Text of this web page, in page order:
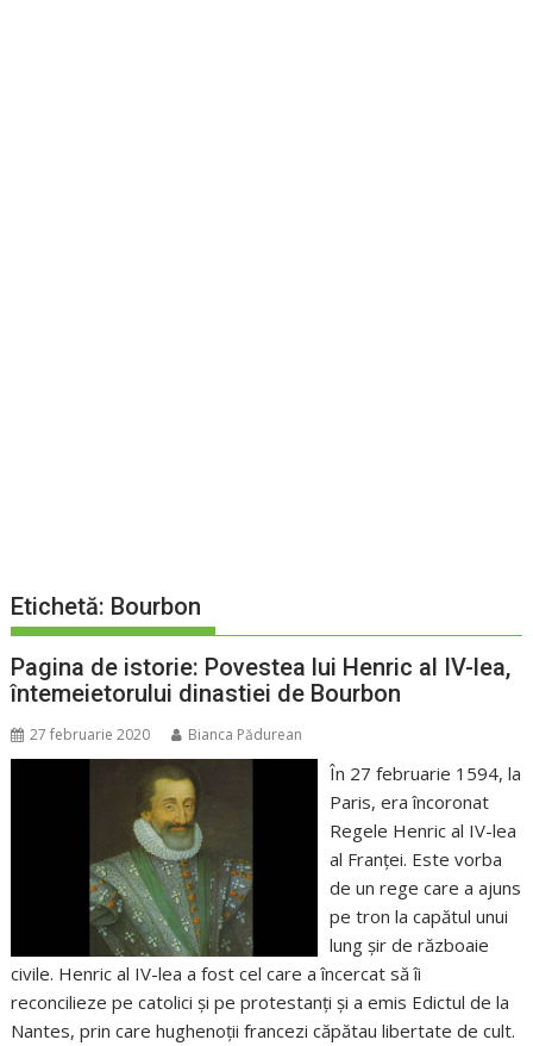
Etichetă: Bourbon
Pagina de istorie: Povestea lui Henric al IV-lea,
întemeietorului dinastiei de Bourbon
27 februarie 2020 Bianca Pădurean
În 27 februarie 1594, la
Paris, era încoronat
Regele Henric al IV-lea
al Franței. Este vorba
de un rege care a ajuns
pe tron la capătul unui
lung șir de războaie
civile. Henric al IV-lea a fost cel care a încercat să îi
reconcilieze pe catolici și pe protestanți și a emis Edictul de la
Nantes, prin care hughenoții francezi căpătau libertate de cult.